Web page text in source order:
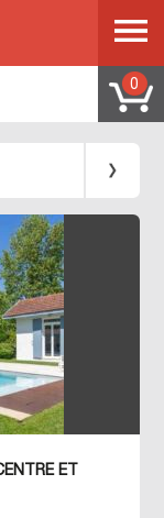
BORD DE
0
ET